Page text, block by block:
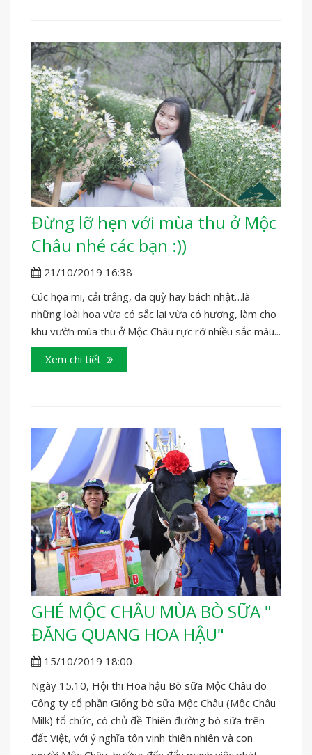
Đừng lỡ hẹn với mùa thu ở Mộc
Châu nhé các bạn :))
21/10/2019 16:38
Cúc họa mi, cải trắng, dã quỳ hay bách nhật…là
những loài hoa vừa có sắc lại vừa có hương, làm cho
khu vườn mùa thu ở Mộc Châu rực rỡ nhiều sắc màu...
Xem chi tiết
GHÉ MỘC CHÂU MÙA BÒ SỮA "
ĐĂNG QUANG HOA HẬU"
15/10/2019 18:00
Ngày 15.10, Hội thi Hoa hậu Bò sữa Mộc Châu do
Công ty cổ phần Giống bò sữa Mộc Châu (Mộc Châu
Milk) tổ chức, có chủ đề Thiên đường bò sữa trên
đất Việt, với ý nghĩa tôn vinh thiên nhiên và con